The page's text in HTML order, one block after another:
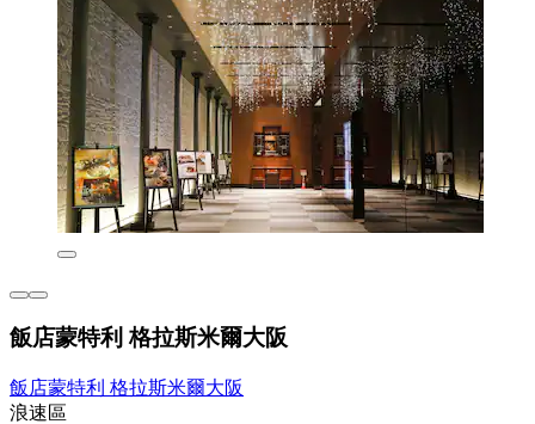
飯店蒙特利 格拉斯米爾大阪
飯店蒙特利 格拉斯米爾大阪
浪速區